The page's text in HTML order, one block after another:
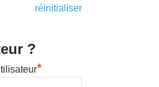
réinitialiser
?
*